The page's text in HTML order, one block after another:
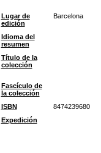
Lugar de
edición
Barcelona
Idioma del
resumen
Título de la
colección
Fascículo de
la colección
ISBN
8474239680
Expedición